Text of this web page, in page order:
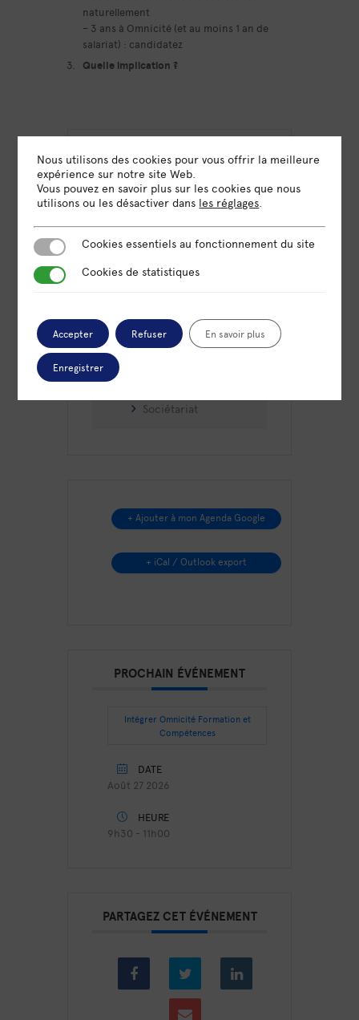
naturellement
– 3 ans à Omnicité (et au moins 1 an de
salariat) : candidatez
Quelle implication ?
DATE
21 Mar 2025
Expiré!
HEURE
Visio
Sociétariat
+ Ajouter à mon Agenda Google
+ iCal / Outlook export
PROCHAIN ÉVÉNEMENT
Intégrer Omnicité Formation et
Compétences
DATE
Août 27 2026
HEURE
9h30 - 11h00
PARTAGEZ CET ÉVÉNEMENT
Nous utilisons des cookies pour vous offrir la meilleure
expérience sur notre site Web.
Vous pouvez en savoir plus sur les cookies que nous
utilisons ou les désactiver dans les réglages.
Cookies essentiels au fonctionnement du site
Cookies essentiels au fonctionnement du site
Cookies de statistiques
Cookies de statistiques
Accepter Refuser En savoir plus
Enregistrer